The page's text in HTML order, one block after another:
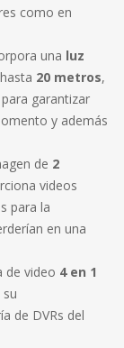
como en
una luz
20 metros,
garantizar
y además
de 2
videos
para la
en una
de video 4 en 1
de DVRs del